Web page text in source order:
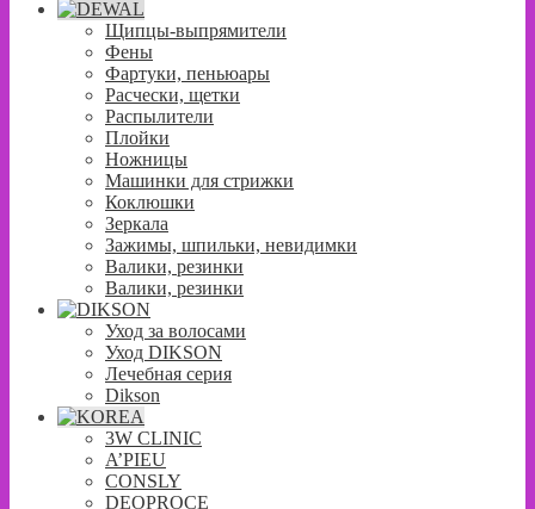
Щипцы-выпрямители
Фены
Фартуки, пеньюары
Расчески, щетки
Распылители
Плойки
Ножницы
Машинки для стрижки
Коклюшки
Зеркала
Зажимы, шпильки, невидимки
Валики, резинки
Валики, резинки
Уход за волосами
Уход DIKSON
Лечебная серия
Dikson
3W CLINIC
A’PIEU
CONSLY
DEOPROCE